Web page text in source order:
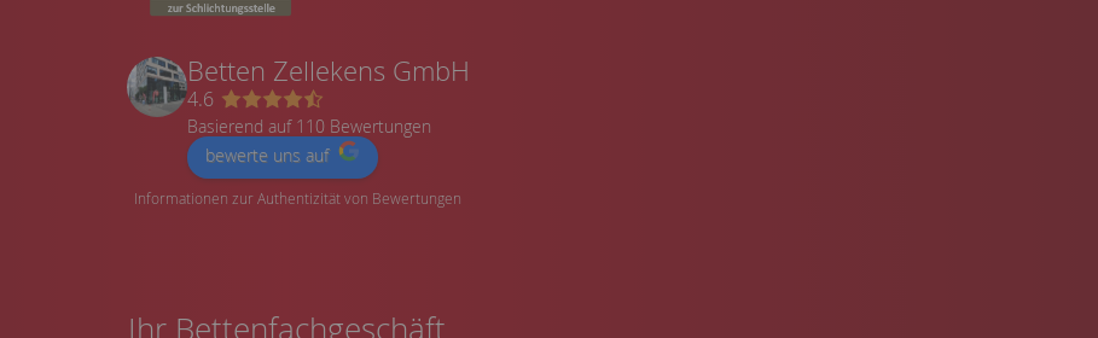
Betten Zellekens GmbH
4.6
Basierend auf 110 Bewertungen
bewerte uns auf
Informationen zur Authentizität von Bewertungen
Ihr Bettenfachgeschäft